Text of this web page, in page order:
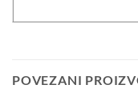
POVEZANI